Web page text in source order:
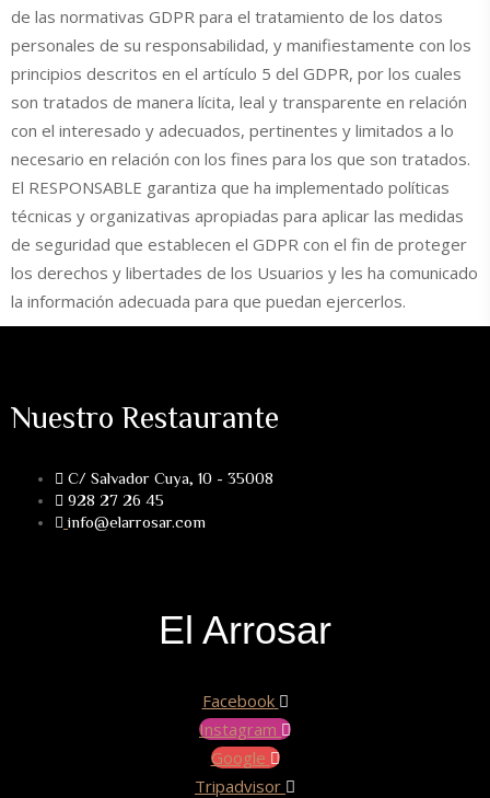
de las normativas GDPR para el tratamiento de los datos
personales de su responsabilidad, y manifiestamente con los
principios descritos en el artículo 5 del GDPR, por los cuales
son tratados de manera lícita, leal y transparente en relación
con el interesado y adecuados, pertinentes y limitados a lo
necesario en relación con los fines para los que son tratados.
El RESPONSABLE garantiza que ha implementado políticas
técnicas y organizativas apropiadas para aplicar las medidas
de seguridad que establecen el GDPR con el fin de proteger
los derechos y libertades de los Usuarios y les ha comunicado
la información adecuada para que puedan ejercerlos.
Nuestro Restaurante
C/ Salvador Cuya, 10 - 35008
928 27 26 45
info@elarrosar.com
El Arrosar
Facebook
Instagram
Google
Tripadvisor